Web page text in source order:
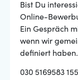
Bist Du
Online-
Ein Gespräch
wenn wir
definiert haben.
030 5169583 155